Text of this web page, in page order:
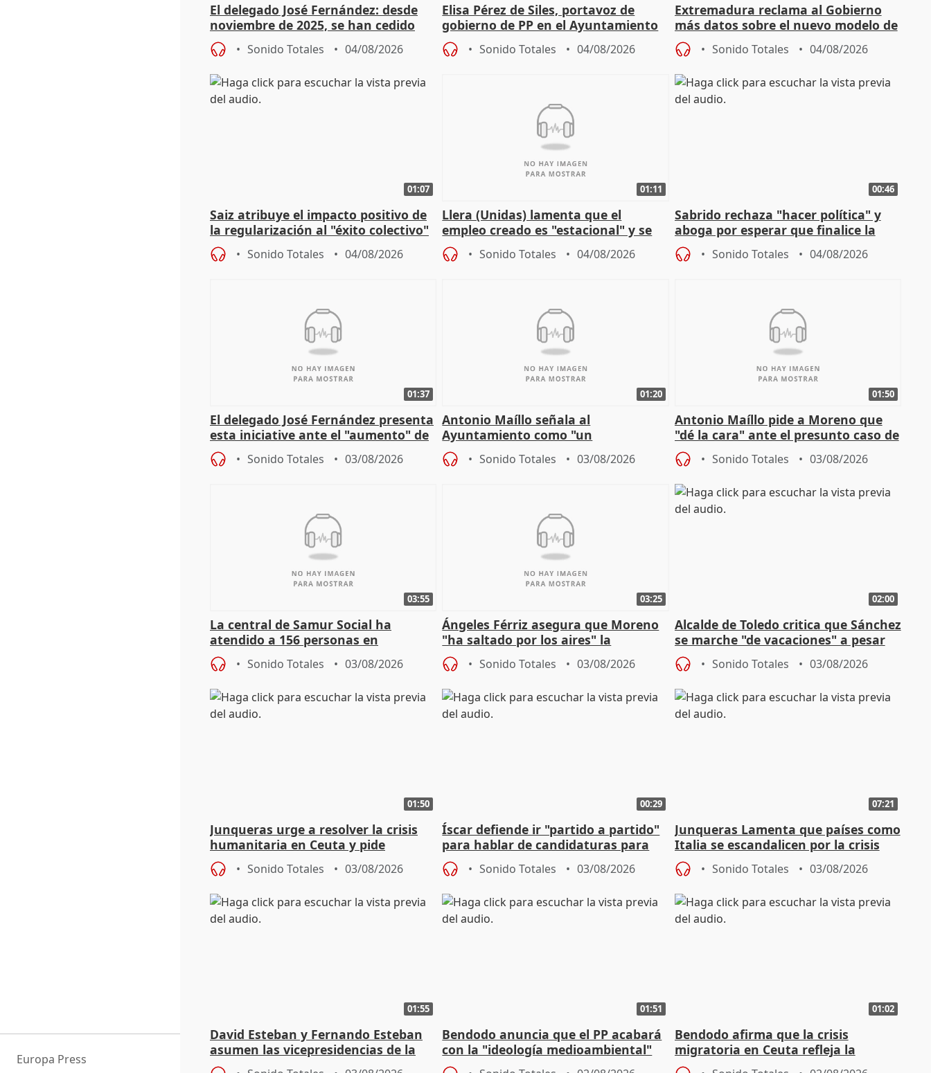
Europa Press
El delegado José Fernández: desde
noviembre de 2025, se han cedido
9.810 ayudas por nacimiento
Sonido Totales 04/08/2026
Elisa Pérez de Siles, portavoz de
gobierno de PP en el Ayuntamiento
de Málaga, deja la política
Sonido Totales 04/08/2026
Extremadura reclama al Gobierno
más datos sobre el nuevo modelo de
financiación
Sonido Totales 04/08/2026
01:07
Saiz atribuye el impacto positivo de
la regularización al "éxito colectivo"
del Gobierno
Sonido Totales 04/08/2026
01:11
Llera (Unidas) lamenta que el
empleo creado es "estacional" y se
"esfumará" al acabar el verano
Sonido Totales 04/08/2026
00:46
Sabrido rechaza "hacer política" y
aboga por esperar que finalice la
investigación del incendio
Sonido Totales 04/08/2026
01:37
El delegado José Fernández presenta
esta iniciative ante el "aumento" de
personas sin hogar en Madri
Sonido Totales 03/08/2026
01:20
Antonio Maíllo señala al
Ayuntamiento como "un
especulador más" sobre viviendas de
Jiménez Becerril
Sonido Totales 03/08/2026
01:50
Antonio Maíllo pide a Moreno que
"dé la cara" ante el presunto caso de
acoso del CEO de ADM
Sonido Totales 03/08/2026
03:55
La central de Samur Social ha
atendido a 156 personas en
situación de calle durante Campaña
de CalorSonido Totales 03/08/2026
03:25
Ángeles Férriz asegura que Moreno
"ha saltado por los aires" la
negociación tras acuerdo con SMA
Sonido Totales 03/08/2026
02:00
Alcalde de Toledo critica que Sánchez
se marche "de vacaciones" a pesar
de la crisis migratoria
Sonido Totales 03/08/2026
01:50
Junqueras urge a resolver la crisis
humanitaria en Ceuta y pide
responsabilidad a la UE
Sonido Totales 03/08/2026
00:29
Íscar defiende ir "partido a partido"
para hablar de candidaturas para
2027
Sonido Totales 03/08/2026
07:21
Junqueras Lamenta que países como
Italia se escandalicen por la crisis
migratoria
Sonido Totales 03/08/2026
01:55
David Esteban y Fernando Esteban
asumen las vicepresidencias de la
Diputación de Valladolid
01:51
Bendodo anuncia que el PP acabará
con la "ideología medioambiental"
para regenerar las playas
01:02
Bendodo afirma que la crisis
migratoria en Ceuta refleja la
"extrema debilidad" del Gobierno